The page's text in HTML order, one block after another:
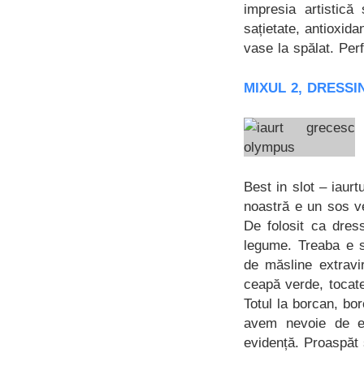
impresia
sațietate,
vase la spălat.
MIXUL 2,
Best in slot –
noastră e un sos
De folosit ca
legume. Treaba e
de măsline
ceapă verde,
Totul la borcan,
avem nevoie de
evidență.